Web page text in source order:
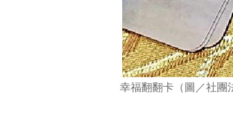
幸福翻翻卡（圖／社團